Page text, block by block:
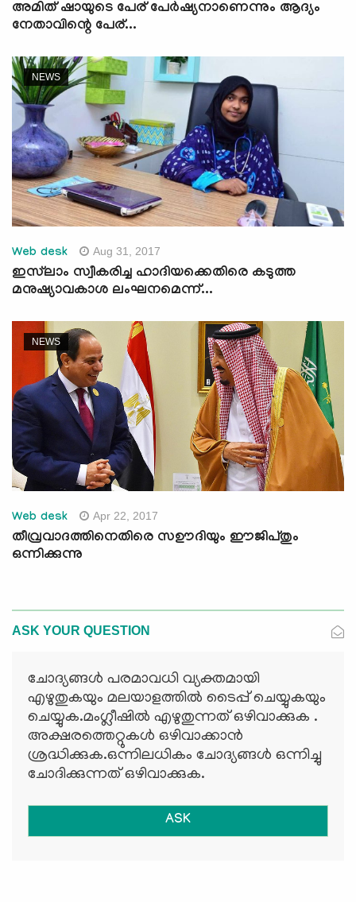
അമിത് ഷായുടെ പേര് പേര്‍ഷ്യനാണെന്നും ആദ്യം
നേതാവിന്റെ പേര്...
NEWS
Web desk Aug 31, 2017
ഇസ്‌ലാം സ്വീകരിച്ച ഹാദിയക്കെതിരെ കടുത്ത
മനുഷ്യാവകാശ ലംഘനമെന്ന്...
NEWS
Web desk Apr 22, 2017
തീവ്രവാദത്തിനെതിരെ സഊദിയും ഈജിപ്തും
ഒന്നിക്കുന്നു
ASK YOUR QUESTION
ചോദ്യങ്ങള്‍ പരമാവധി വ്യക്തമായി
എഴുതുകയും മലയാളത്തില്‍ ടൈപ്പ് ചെയ്യുകയും
ചെയ്യുക.മംഗ്ലീഷില്‍ എഴുതുന്നത് ഒഴിവാക്കുക .
അക്ഷരത്തെറ്റുകള്‍ ഒഴിവാക്കാന്‍
ശ്രദ്ധിക്കുക.ഒന്നിലധികം ചോദ്യങ്ങള്‍ ഒന്നിച്ചു
ചോദിക്കുന്നത് ഒഴിവാക്കുക.
ASK